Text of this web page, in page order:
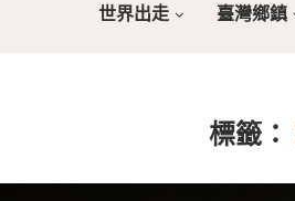
世界出走 臺灣鄉鎮
標籤：